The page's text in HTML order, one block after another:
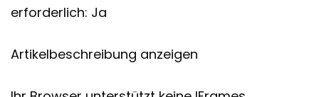
erforderlich: Ja
Artikelbeschreibung anzeigen